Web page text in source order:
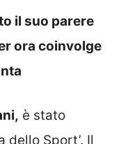
il suo parere
ora coinvolge
è stato
dello Sport’. Il